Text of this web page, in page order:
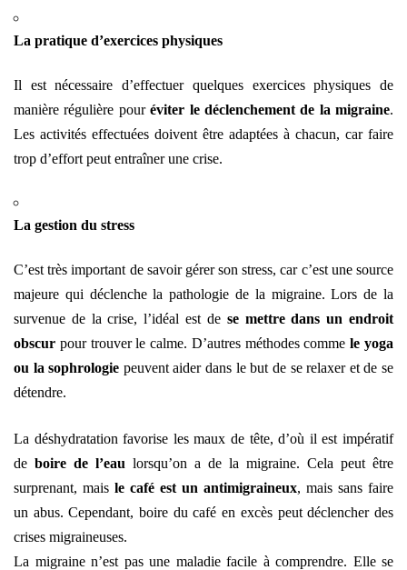
La pratique d’exercices physiques
Il est nécessaire d’effectuer quelques exercices physiques de
manière régulière pouréviter le déclenchement de la migraine.
Les activités effectuées doivent être adaptées à chacun, car faire
trop d’effort peut entraîner une crise.
La gestion du stress
C’est très important de savoir gérer son stress, car c’est une source
majeure qui déclenche la pathologie de la migraine. Lors de la
survenue de la crise, l’idéal est de se mettre dans un endroit
obscur pour trouver le calme. D’autres méthodes commele yoga
ou la sophrologie peuvent aider dans le but de se relaxer et de se
détendre.
La déshydratation favorise les maux de tête, d’où il est impératif
de boire de l’eau lorsqu’on a de la migraine. Cela peut être
surprenant, mais le café est un antimigraineux, mais sans faire
un abus. Cependant, boire du café en excès peut déclencher des
crises migraineuses.
La migraine n’est pas une maladie facile à comprendre. Elle se